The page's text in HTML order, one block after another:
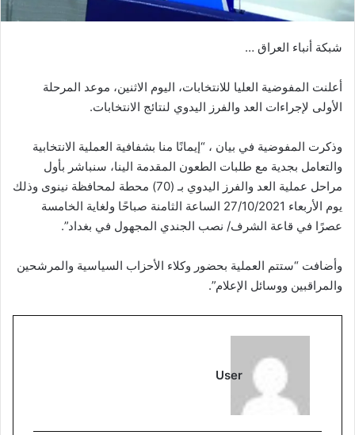
شبكة أنباء العراق …
أعلنت المفوضية العليا للانتخابات، اليوم الاثنين، موعد المرحلة
الأولى لإجراءات العد والفرز اليدوي لنتائج الانتخابات.
وذكرت المفوضية في بيان ، “إيمانًا منا بشفافية العملية الانتخابية
والتعامل بجدية مع طلبات الطعون المقدمة الينا، سنباشر بأول
مراحل عملية العد والفرز اليدوي بـ (70) محطة لمحافظة نينوى وذلك
يوم الأربعاء 27/10/2021 الساعة الثامنة صباحًا ولغاية الخامسة
عصرًا في قاعة الشرف/ نصب الجندي المجهول في بغداد”.
وأضافت “ستتم العملية بحضور وكلاء الأحزاب السياسية والمرشحين
والمراقبين ووسائل الإعلام”.
User